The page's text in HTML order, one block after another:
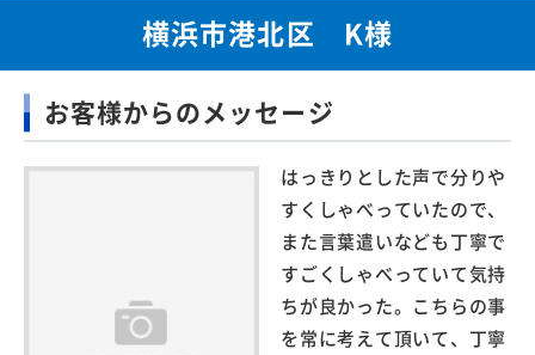
横浜市港北区 K様
お客様からのメッセージ
はっきりとした声で分りや
すくしゃべっていたので、
また言葉遣いなども丁寧で
すごくしゃべっていて気持
ちが良かった。こちらの事
を常に考えて頂いて、丁寧